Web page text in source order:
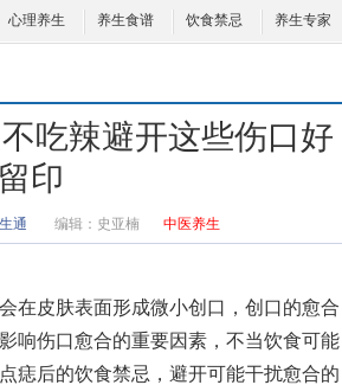
心理养生 养生食谱 饮食禁忌 养生专家
吃辣避开这些伤口好
印
通 编辑： 史亚楠 中医养生
在皮肤表面形成微小创口，创口的愈合
响伤口愈合的重要因素，不当饮食可能
痣后的饮食禁忌，避开可能干扰愈合的